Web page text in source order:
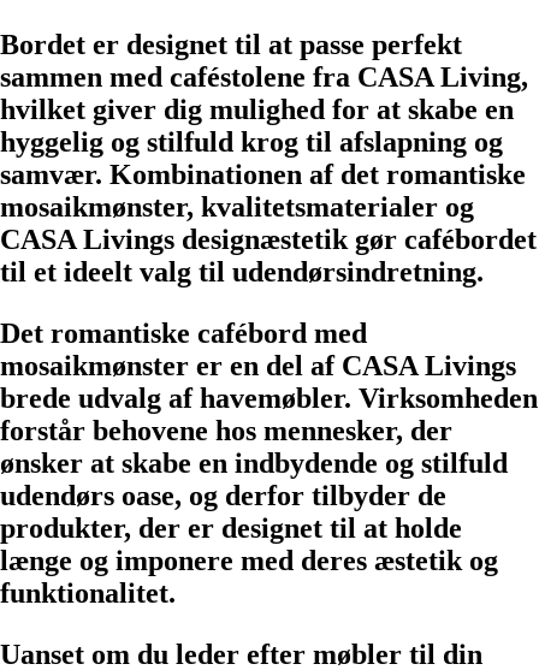
Bordet er designet til at passe perfekt
sammen med caféstolene fra CASA Living,
hvilket giver dig mulighed for at skabe en
hyggelig og stilfuld krog til afslapning og
samvær. Kombinationen af det romantiske
mosaikmønster, kvalitetsmaterialer og
CASA Livings designæstetik gør cafébordet
til et ideelt valg til udendørsindretning.
Det romantiske cafébord med
mosaikmønster er en del af CASA Livings
brede udvalg af havemøbler. Virksomheden
forstår behovene hos mennesker, der
ønsker at skabe en indbydende og stilfuld
udendørs oase, og derfor tilbyder de
produkter, der er designet til at holde
længe og imponere med deres æstetik og
funktionalitet.
Uanset om du leder efter møbler til din